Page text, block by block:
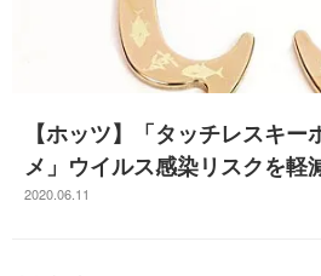
【ホッツ】「タッチレスキ
メ」ウイルス感染リスクを軽
2020.06.11